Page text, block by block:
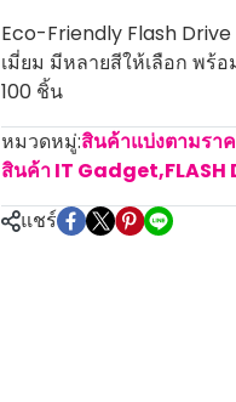
Eco-Friendly Flash
เมี่ยม มีหลายสีให้เลือก พร้
100 ชิ้น
หมวดหมู่:สินค้าแบ่งตามรา
สินค้า IT Gadget,FLASH
แชร์